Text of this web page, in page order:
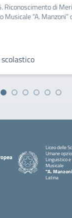
Riconoscimento di
Musicale “A. Manzoni”
Liceo delle
Umane
Linguistico
Musicale
"A.
Latina